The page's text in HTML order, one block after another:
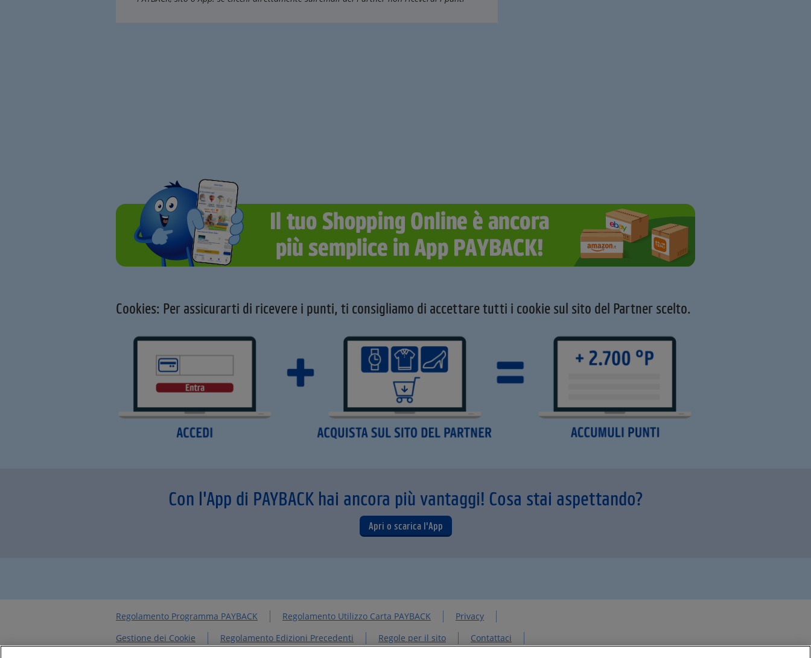
Cookies: Per assicurarti di ricevere i punti, ti consigliamo di accettare tutti i cookie sul sito del Partner scelto.
Con l'App di PAYBACK hai ancora più vantaggi! Cosa stai aspettando?
Apri o scarica l'App
Regolamento Programma PAYBACK Regolamento Utilizzo Carta PAYBACK
Privacy
Gestione dei Cookie
Regolamento Edizioni Precedenti Regole per il sito
Contattaci